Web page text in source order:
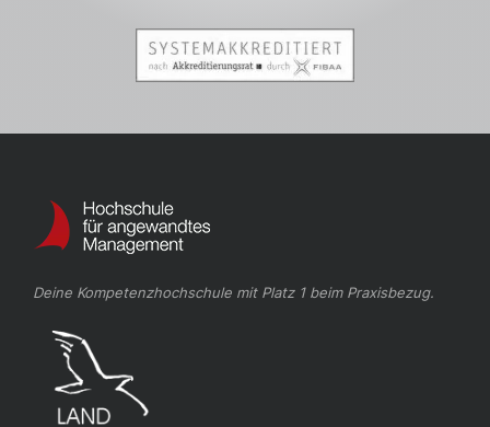
Deine Kompetenzhochschule mit Platz 1 beim Praxisbezug.